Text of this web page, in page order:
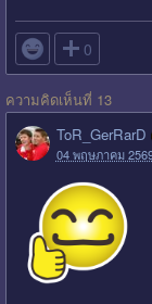
 0
ความคิดเห็นที่ 13
ToR_GerRarD
04 พฤษภาคม